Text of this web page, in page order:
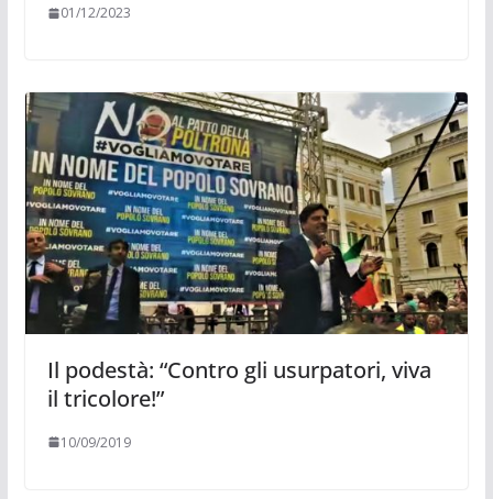
01/12/2023
Il podestà: “Contro gli usurpatori, viva
il tricolore!”
10/09/2019